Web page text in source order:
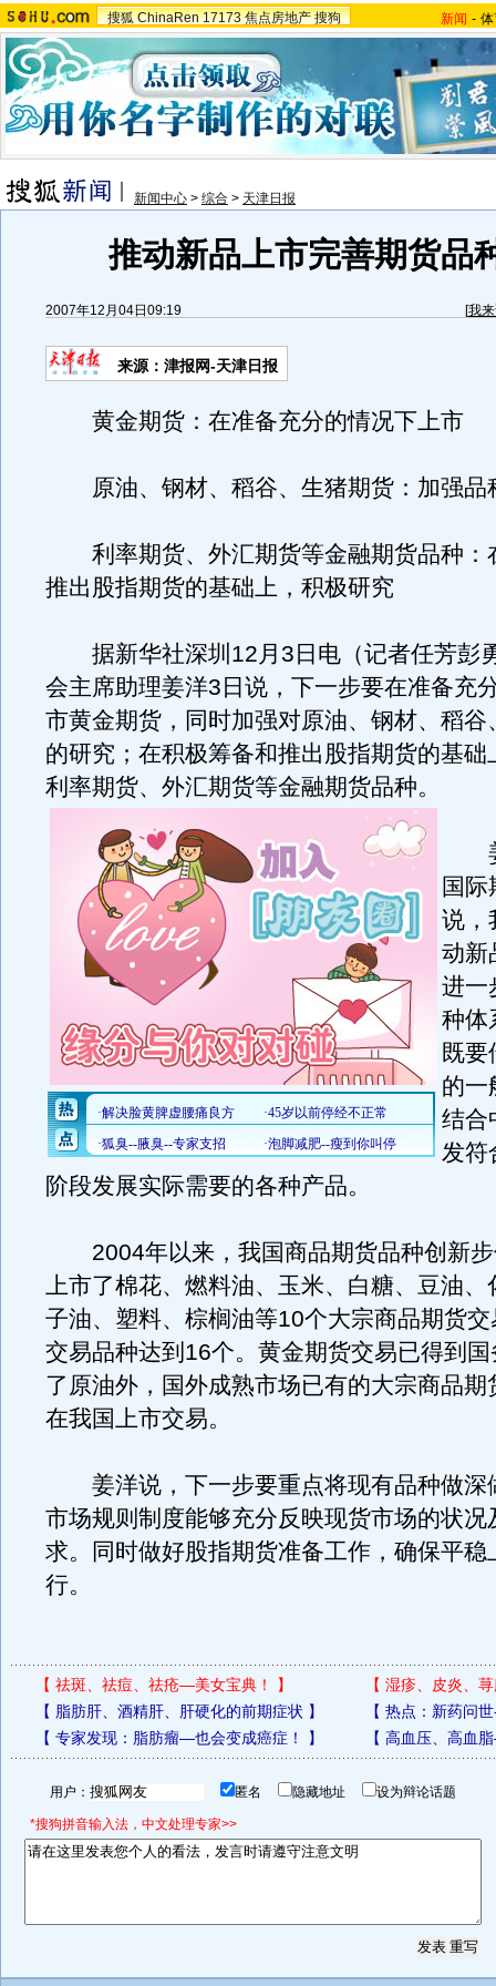
搜狐 ChinaRen 17173 焦点房地产 搜狗 新闻 -
新闻中心 > 综合 > 天津日报
推动新品上市完善期货品
2007年12月04日09:19 [我
来源：津报网-天津日报
黄金期货：在准备充分的情况下上市
原油、钢材、稻谷、生猪期货：加强品
利率期货、外汇期货等金融期货品种：
推出股指期货的基础上，积极研究
据新华社深圳12月3日电（记者任芳彭
会主席助理姜洋3日说，下一步要在准备充
市黄金期货，同时加强对原油、钢材、稻谷
的研究；在积极筹备和推出股指期货的基础
利率期货、外汇期货等金融期货品种。
姜
国际
说，
动新
进一
种体
既
的一
结合
发符
阶段发展实际需要的各种产品。
2004年以来，我国商品期货品种创新步
上市了棉花、燃料油、玉米、白糖、豆油、
子油、塑料、棕榈油等10个大宗商品期货
交易品种达到16个。黄金期货交易已得到
了原油外，国外成熟市场已有的大宗商品期
在我国上市交易。
姜洋说，下一步要重点将现有品种做深
市场规则制度能够充分反映现货市场的状况
求。同时做好股指期货准备工作，确保平稳
行。
【 祛斑、祛痘、祛疮—美女宝典！ 】 【 湿疹、皮炎、
【 脂肪肝、酒精肝、肝硬化的前期症状 】 【 热点：新药问
【 专家发现：脂肪瘤—也会变成癌症！ 】 【 高血压、高血
用户： 匿名 隐藏地址 设为辩论话题
*搜狗拼音输入法，中文处理专家>>